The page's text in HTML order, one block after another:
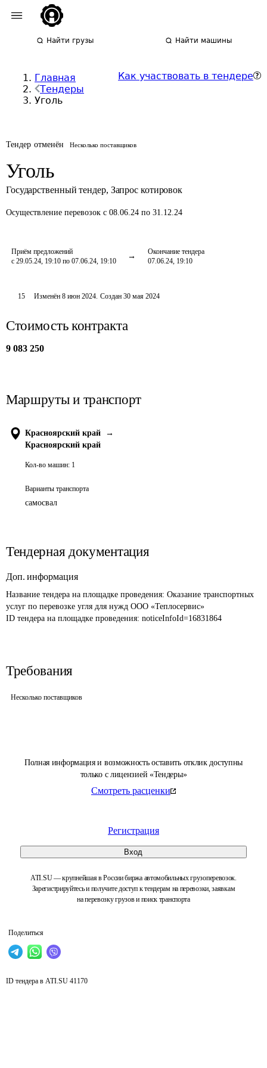
Найти грузы Найти машины
Главная
Тендеры
Уголь
Как участвовать в тендере
Тендер отменён Несколько поставщиков
Уголь
Государственный тендер, Запрос котировок
Осуществление перевозок с 08.06.24 по 31.12.24
Приём предложений
с 29.05.24, 19:10 по 07.06.24, 19:10
Окончание тендера
07.06.24, 19:10
Полная информация и возможность оставить отклик доступны
только с лицензией «Тендеры»
Смотреть расценки
Регистрация
Вход
ATI.SU — крупнейшая в России биржа автомобильных грузоперевозок.
Зарегистрируйтесь и получите доступ к тендерам на перевозки, заявкам
на перевозку грузов и поиск транспорта
Поделиться
15 Изменён8 июн 2024. Создан 30 мая 2024
Стоимость контракта
9 083 250
Маршруты и транспорт
Красноярский край
→
Красноярский край
Кол-во машин: 1
Варианты транспорта
самосвал
Тендерная документация
Доп. информация
Название тендера на площадке проведения: Оказание транспортных
услуг по перевозке угля для нужд ООО «Теплосервис»
ID тендера на площадке проведения: noticeInfoId=16831864
Требования
Несколько поставщиков
ID тендера в ATI.SU 41170